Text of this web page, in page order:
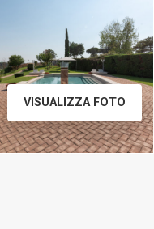
VISUALIZZA FOTO